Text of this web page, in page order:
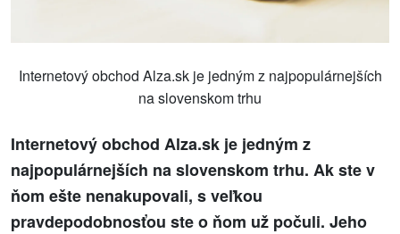
Internetový obchod Alza.sk je jedným z najpopulárnejších
na slovenskom trhu
Internetový obchod Alza.sk je jedným z
najpopulárnejších na slovenskom trhu. Ak ste v
ňom ešte nenakupovali, s veľkou
pravdepodobnosťou ste o ňom už počuli. Jeho